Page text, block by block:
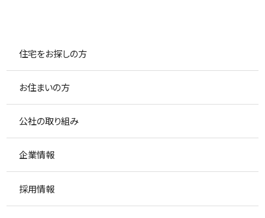
住宅をお探しの方
お住まいの方
公社の取り組み
企業情報
採用情報